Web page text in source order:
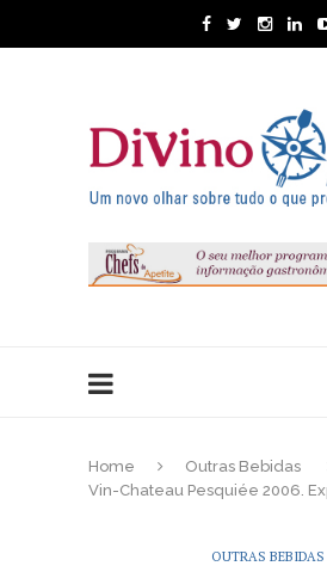
Home Outras Bebidas
Vin-Chateau Pesquiée 2006.
OUTRAS BEBIDAS